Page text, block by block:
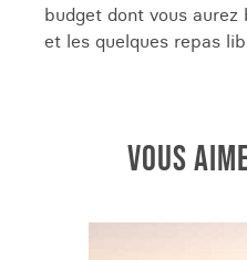
budget dont vous aurez
et les quelques repas
VOUS